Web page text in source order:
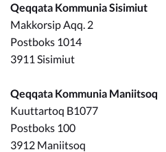
Qeqqata Kommunia Sisimiut
Makkorsip Aqq. 2
Postboks 1014
3911 Sisimiut
Qeqqata Kommunia Maniitsoq
Kuuttartoq B1077
Postboks 100
3912 Maniitsoq